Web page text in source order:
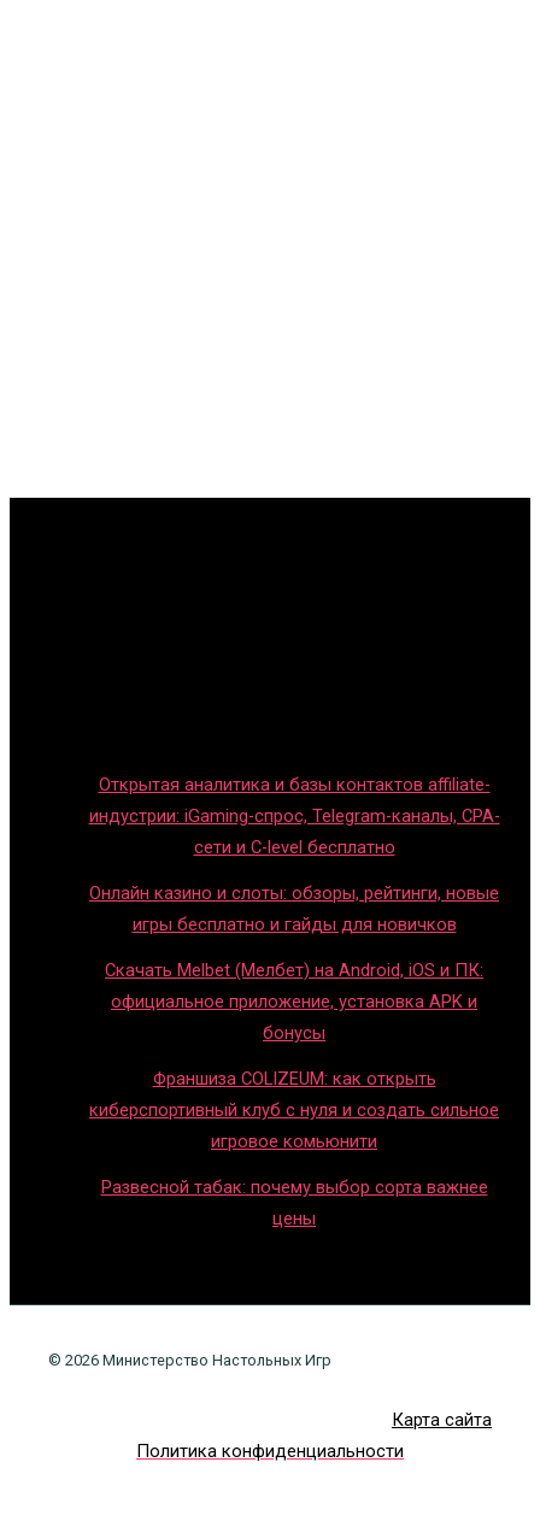
Открытая аналитика и базы контактов affiliate-
индустрии: iGaming-спрос, Telegram-каналы, CPA-
сети и C-level бесплатно
Онлайн казино и слоты: обзоры, рейтинги, новые
игры бесплатно и гайды для новичков
Скачать Melbet (Мелбет) на Android, iOS и ПК:
официальное приложение, установка APK и
бонусы
Франшиза COLIZEUM: как открыть
киберспортивный клуб с нуля и создать сильное
игровое комьюнити
Развесной табак: почему выбор сорта важнее
цены
© 2026 Министерство Настольных Игр
Карта сайта
Политика конфиденциальности